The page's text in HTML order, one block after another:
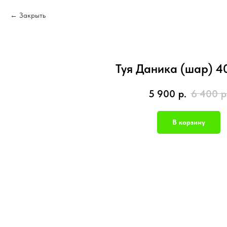
Закрыть
Туя Даника (шар)
5 900 р. 6 400
В корзину